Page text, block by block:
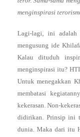
menginspirasi
Lagi-lagi, ini adalah
mengusung ide
Kalau dituduh
menginspirasi itu?
Untuk menegakkan
membatasi
kekerasan. Non-
didirikan. Prinsip ini
dunia. Maka dari itu